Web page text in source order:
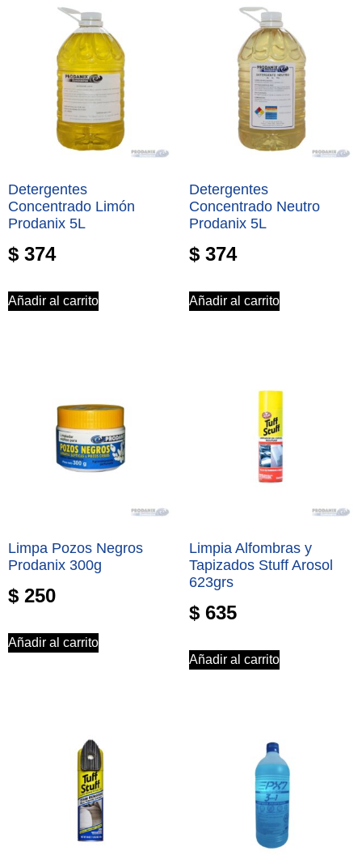
Detergentes
Concentrado Limón
Prodanix 5L
$ 374
Añadir al carrito
Detergentes
Concentrado Neutro
Prodanix 5L
$ 374
Añadir al carrito
Limpa Pozos Negros
Prodanix 300g
$ 250
Añadir al carrito
Limpia Alfombras y
Tapizados Stuff Arosol
623grs
$ 635
Añadir al carrito